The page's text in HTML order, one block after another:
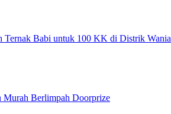
Ternak Babi untuk 100 KK di Distrik Wania
Murah Berlimpah Doorprize